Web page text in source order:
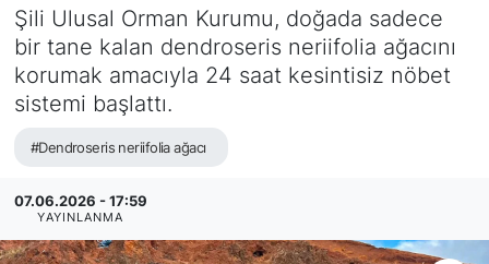
Şili Ulusal Orman Kurumu, doğada sadece
bir tane kalan dendroseris neriifolia ağacını
korumak amacıyla 24 saat kesintisiz nöbet
sistemi başlattı.
#Dendroseris neriifolia ağacı
07.06.2026 - 17:59
YAYINLANMA
Kültür ve Sanat
Eğitim
Süper Lig Puan Durumu ve Fikstür
Tüm Manşetler